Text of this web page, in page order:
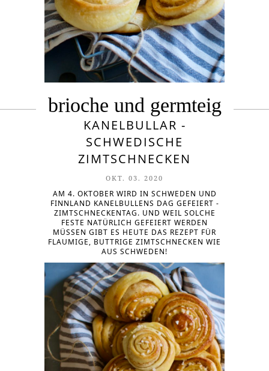
brioche und germteig
KANELBULLAR -
SCHWEDISCHE
ZIMTSCHNECKEN
OKT. 03. 2020
AM 4. OKTOBER WIRD IN SCHWEDEN UND
FINNLAND KANELBULLENS DAG GEFEIERT -
ZIMTSCHNECKENTAG. UND WEIL SOLCHE
FESTE NATÜRLICH GEFEIERT WERDEN
MÜSSEN GIBT ES HEUTE DAS REZEPT FÜR
FLAUMIGE, BUTTRIGE ZIMTSCHNECKEN WIE
AUS SCHWEDEN!